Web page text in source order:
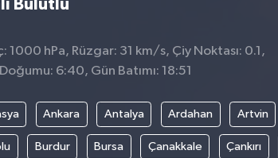
Bulutlu
1000 hPa, Rüzgar: 31 km/s, Çiy Noktası: 0.1,
6:40, Gün Batımı: 18:51
Ankara Antalya Ardahan Artvin
Burdur Bursa Çanakkale Çankırı